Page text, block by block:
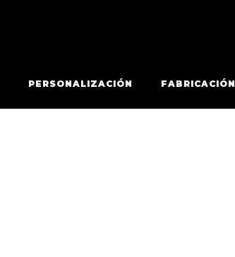
PERSONALIZACIÓN FABRICACIÓN